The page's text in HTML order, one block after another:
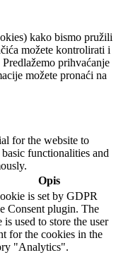
kako bismo pružili
možete kontrolirati i
prihvaćanje
možete pronaći na
for the website to
functionalities and
Opis
is set by GDPR
Consent plugin. The
is used to store the user
for the cookies in the
"Analytics".